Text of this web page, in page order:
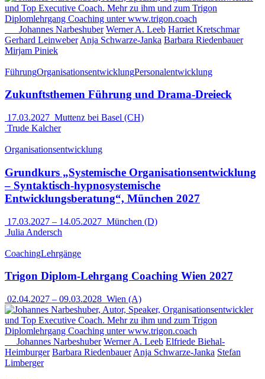
Johannes Narbeshuber Werner A. Leeb Harriet Kretschmar
Gerhard Leinweber Anja Schwarze-Janka Barbara Riedenbauer
Mirjam Piniek
FührungOrganisationsentwicklungPersonalentwicklung
Zukunftsthemen Führung und Drama-Dreieck
17.03.2027 Muttenz bei Basel (CH)
Trude Kalcher
Organisationsentwicklung
Grundkurs „Systemische Organisationsentwicklung
– Syntaktisch-hypnosystemische
Entwicklungsberatung“, München 2027
17.03.2027 – 14.05.2027 München (D)
Julia Andersch
CoachingLehrgänge
Trigon Diplom-Lehrgang Coaching Wien 2027
02.04.2027 – 09.03.2028 Wien (A)
Johannes Narbeshuber Werner A. Leeb Elfriede Biehal-
Heimburger Barbara Riedenbauer Anja Schwarze-Janka Stefan
Limberger